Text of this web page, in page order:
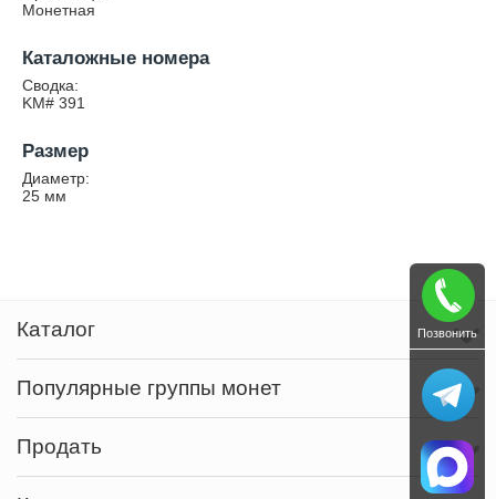
Монетная
Каталожные номера
Сводка:
KM# 391
Размер
Диаметр:
25 мм
Каталог
Популярные группы монет
Продать
Позвонить